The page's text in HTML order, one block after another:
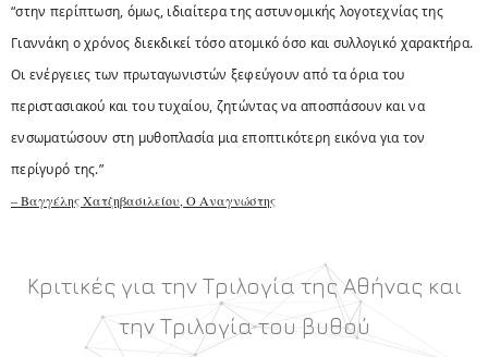
“στην περίπτωση, όμως, ιδιαίτερα της αστυνομικής λογοτεχνίας της
Γιαννάκη ο χρόνος διεκδικεί τόσο ατομικό όσο και συλλογικό χαρακτήρα.
Οι ενέργειες των πρωταγωνιστών ξεφεύγουν από τα όρια του
περιστασιακού και του τυχαίου, ζητώντας να αποσπάσουν και να
ενσωματώσουν στη μυθοπλασία μια εποπτικότερη εικόνα για τον
περίγυρό της.”
– Βαγγέλης Χατζηβασιλείου, Ο Αναγνώστης
Κριτικές για την Τριλογία της Αθήνας και
την Τριλογία του βυθού